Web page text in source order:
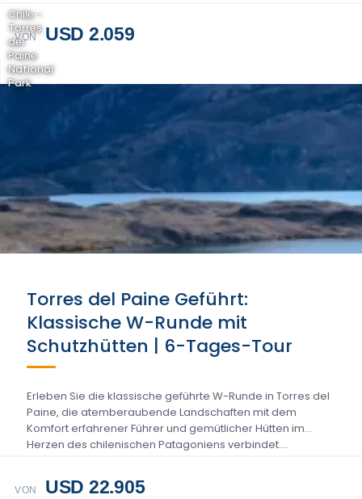
VON USD 2.059
Chile -
Torres
del
Paine
National
Park
Torres del Paine Geführt:
Klassische W-Runde mit
Schutzhütten | 6-Tages-Tour
Erleben Sie die klassische geführte W-Runde in Torres del
Paine, die atemberaubende Landschaften mit dem
Komfort erfahrener Führer und gemütlicher Hütten im
Herzen des chilenischen Patagoniens verbindet....
VON USD 22.905